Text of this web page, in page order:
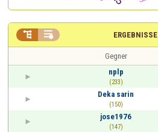
ERGEBNISSE
 
Gegner
nplp
(233)
Deka sarin
(150)
jose1976
(147)